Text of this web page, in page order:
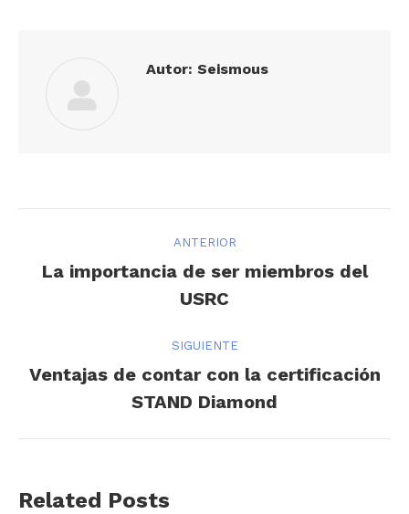
Autor: Seismous
entre
publicaciones
ANTERIOR
Publicación
anterior:
La importancia de ser miembros del
USRC
SIGUIENTE
Publicación
siguiente:
Ventajas de contar con la certificación
STAND Diamond
Related Posts